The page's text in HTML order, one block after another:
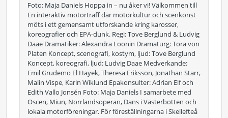
Foto: Maja Daniels Hoppa in – nu åker vi! Välkommen till
En interaktiv motorträff där motorkultur och scenkonst
möts i ett gemensamt utforskande kring karosser,
koreografier och EPA-dunk. Regi: Tove Berglund & Ludvig
Daae Dramatiker: Alexandra Loonin Dramaturg: Tora von
Platen Koncept, scenografi, kostym, ljud: Tove Berglund
Koncept, koreografi, ljud: Ludvig Daae Medverkande:
Emil Grudemo El Hayek, Theresa Eriksson, Jonathan Starr,
Malin Vispe, Karin Wiklund Epakonsulter: Adrian Elf och
Edith Vallo Jonsén Foto: Maja Daniels I samarbete med
Oscen, Miun, Norrlandsoperan, Dans i Västerbotten och
lokala motorföreningar. För föreställningarna i Skellefteå